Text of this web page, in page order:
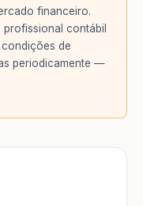
financeiro.
profissional contábil
de
periodicamente —